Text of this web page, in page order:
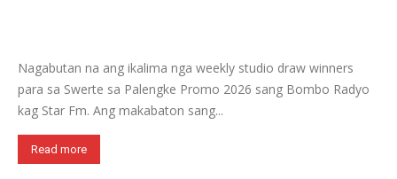
Nagabutan na ang ikalima nga weekly studio draw winners
para sa Swerte sa Palengke Promo 2026 sang Bombo Radyo
kag Star Fm. Ang makabaton sang...
Read more